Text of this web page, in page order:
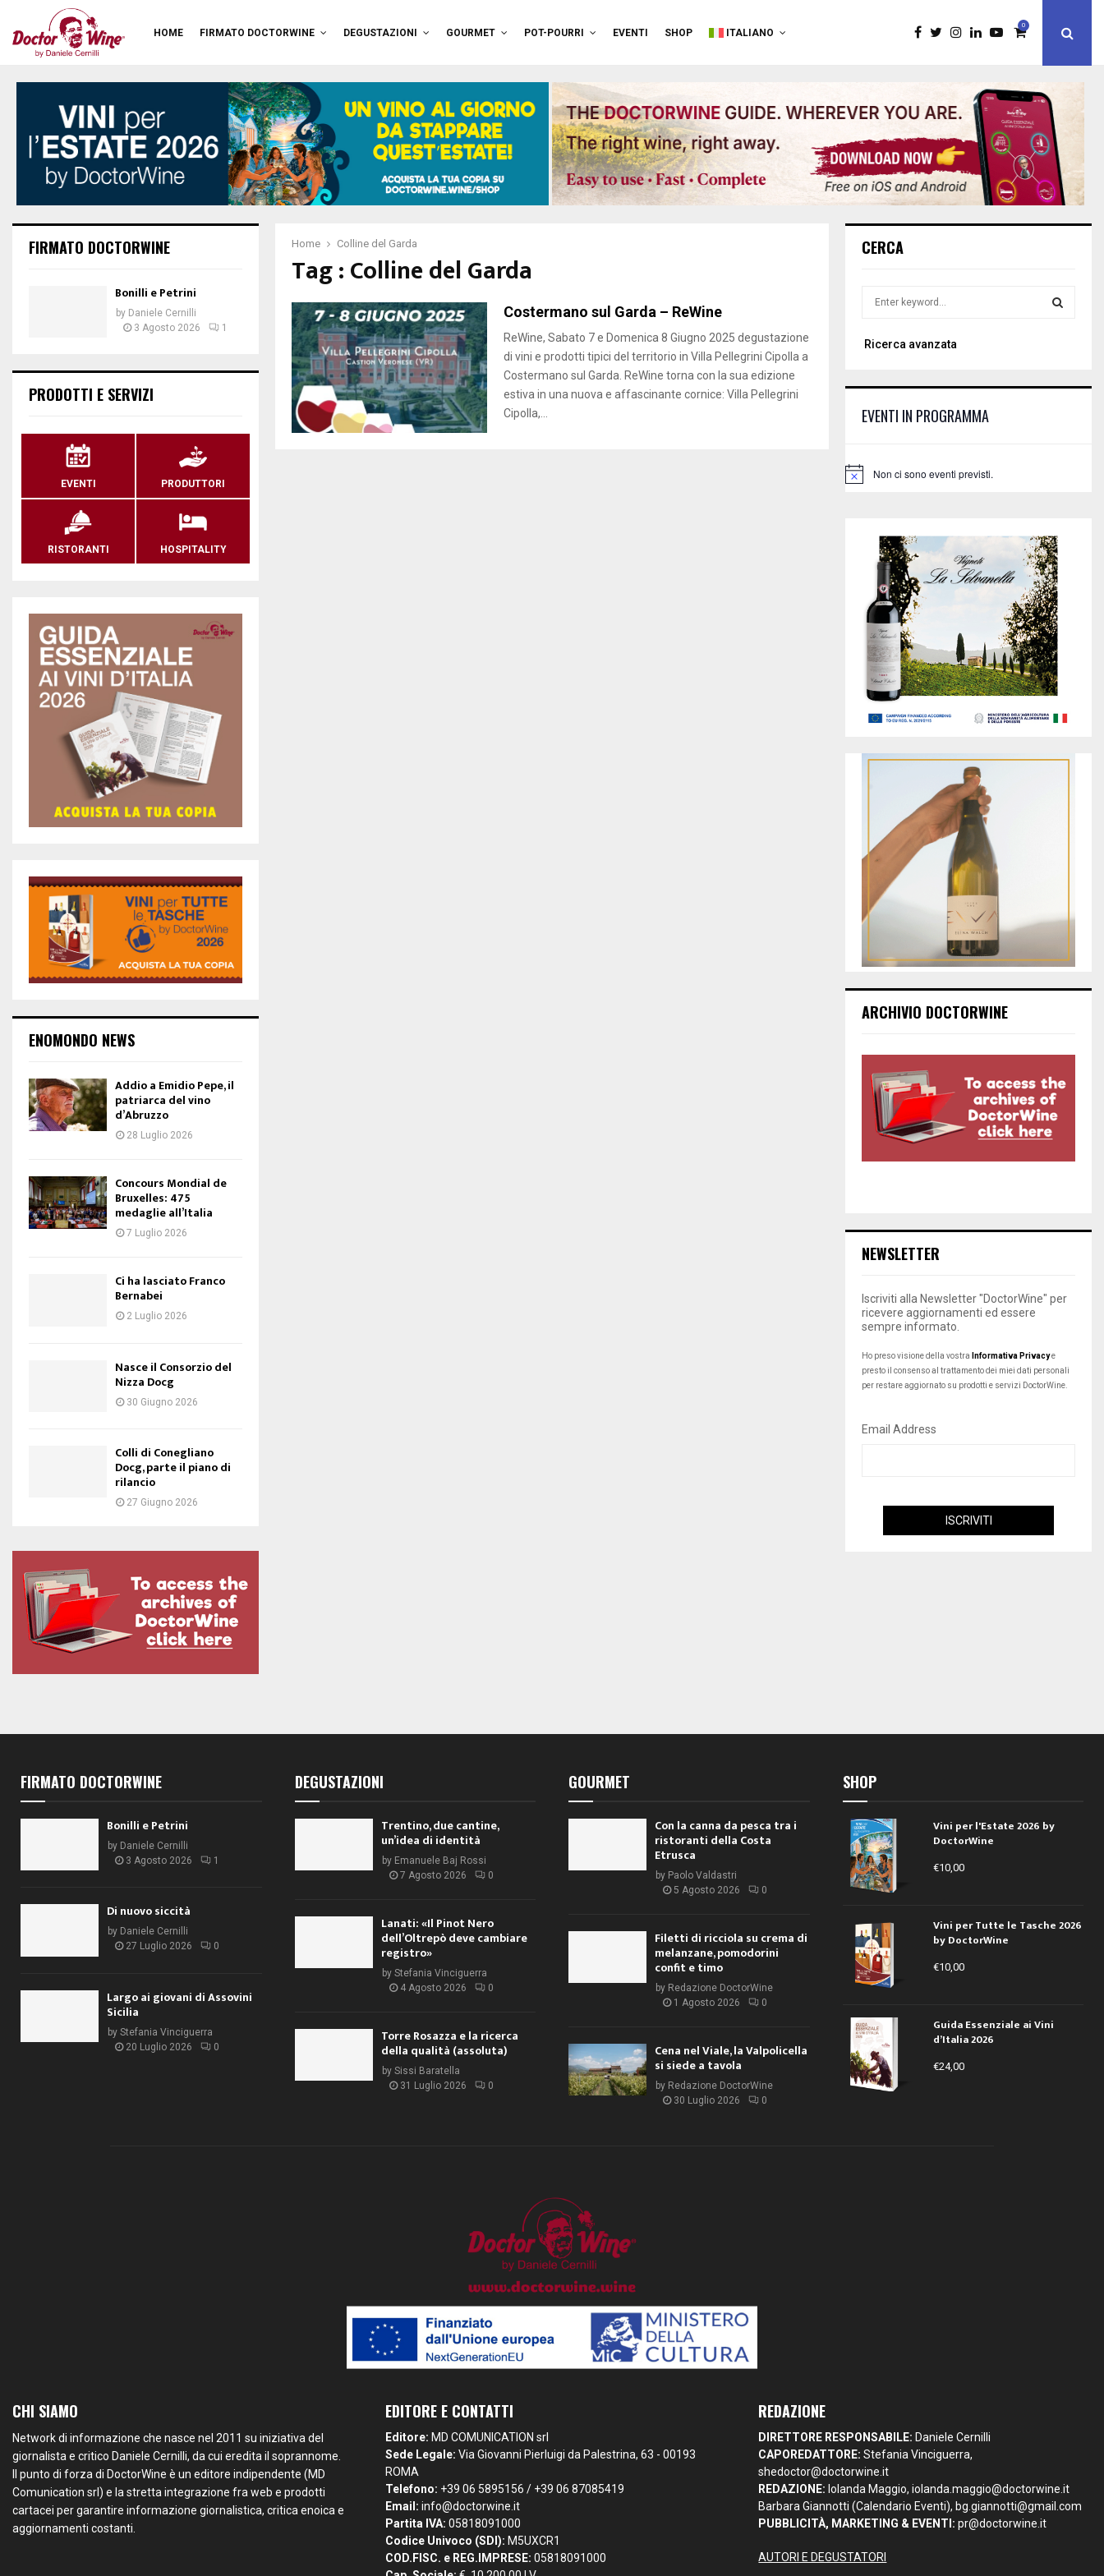
HOME FIRMATO DOCTORWINE DEGUSTAZIONI GOURMET POT-POURRI EVENTI SHOP ITALIANO
0
Home Colline del Garda
Tag : Colline del Garda
Costermano sul Garda – ReWine
ReWine, Sabato 7 e Domenica 8 Giugno 2025 degustazione
di vini e prodotti tipici del territorio in Villa Pellegrini Cipolla a
Costermano sul Garda. ReWine torna con la sua edizione
estiva in una nuova e affascinante cornice: Villa Pellegrini
Cipolla,...
FIRMATO DOCTORWINE
Bonilli e Petrini
by Daniele Cernilli
3 Agosto 2026
1
PRODOTTI E SERVIZI
EVENTI PRODUTTORI
RISTORANTI HOSPITALITY
ENOMONDO NEWS
Addio a Emidio Pepe, il
patriarca del vino
d’Abruzzo
28 Luglio 2026
Concours Mondial de
Bruxelles: 475
medaglie all’Italia
7 Luglio 2026
Ci ha lasciato Franco
Bernabei
2 Luglio 2026
Nasce il Consorzio del
Nizza Docg
30 Giugno 2026
Colli di Conegliano
Docg, parte il piano di
rilancio
27 Giugno 2026
CERCA
r
o
Ricerca avanzata
EVENTI IN PROGRAMMA
N
Non ci sono eventi previsti.
ARCHIVIO DOCTORWINE
NEWSLETTER
Iscriviti alla Newsletter "DoctorWine" per
ricevere aggiornamenti ed essere
sempre informato.
Ho preso visione della vostra Informativa Privacye
presto il consenso al trattamento dei miei dati personali
per restare aggiornato su prodotti e servizi DoctorWine.
Email Address
FIRMATO DOCTORWINE
Bonilli e Petrini
by Daniele Cernilli
3 Agosto 2026
1
Di nuovo siccità
by Daniele Cernilli
27 Luglio 2026
0
Largo ai giovani di Assovini
Sicilia
by Stefania Vinciguerra
20 Luglio 2026
0
DEGUSTAZIONI
Trentino, due cantine,
un’idea di identità
by Emanuele Baj Rossi
7 Agosto 2026
0
Lanati: «Il Pinot Nero
dell’Oltrepò deve cambiare
registro»
by Stefania Vinciguerra
4 Agosto 2026
0
Torre Rosazza e la ricerca
della qualità (assoluta)
by Sissi Baratella
31 Luglio 2026
0
GOURMET
Con la canna da pesca tra i
ristoranti della Costa
Etrusca
by Paolo Valdastri
5 Agosto 2026
0
Filetti di ricciola su crema di
melanzane, pomodorini
confit e timo
by Redazione DoctorWine
1 Agosto 2026
0
Cena nel Viale, la Valpolicella
si siede a tavola
by Redazione DoctorWine
30 Luglio 2026
0
SHOP
Vini per l'Estate 2026 by
DoctorWine
€10,00
Vini per Tutte le Tasche 2026
by DoctorWine
€10,00
Guida Essenziale ai Vini
d’Italia 2026
€24,00
CHI SIAMO
Network di informazione che nasce nel 2011 su iniziativa del
giornalista e critico Daniele Cernilli, da cui eredita il soprannome.
Il punto di forza di DoctorWine è un editore indipendente (MD
Comunication srl) e la stretta integrazione fra web e prodotti
cartacei per garantire informazione giornalistica, critica enoica e
aggiornamenti costanti.
EDITORE E CONTATTI
Editore: MD COMUNICATION srl
Sede Legale: Via Giovanni Pierluigi da Palestrina, 63 - 00193
ROMA
Telefono: +39 06 5895156 / +39 06 87085419
Email: info@doctorwine.it
Partita IVA: 05818091000
Codice Univoco (SDI): M5UXCR1
COD.FISC. e REG.IMPRESE: 05818091000
REDAZIONE
DIRETTORE RESPONSABILE: Daniele Cernilli
CAPOREDATTORE: Stefania Vinciguerra,
shedoctor@doctorwine.it
REDAZIONE: Iolanda Maggio,iolanda.maggio@doctorwine.it
Barbara Giannotti (Calendario Eventi), bg.giannotti@gmail.com
PUBBLICITÀ, MARKETING & EVENTI: pr@doctorwine.it
AUTORI E DEGUSTATORI